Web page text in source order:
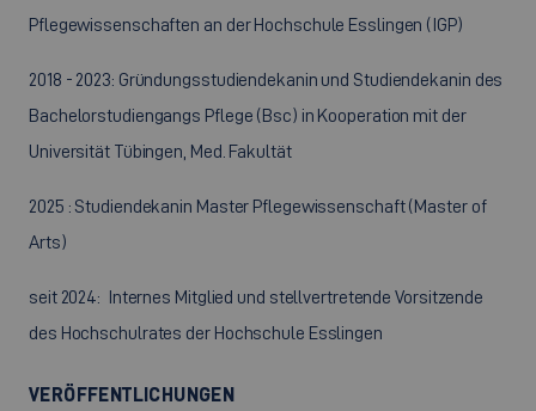
Pflegewissenschaften an der Hochschule Esslingen (IGP)
2018 - 2023: Gründungsstudiendekanin und Studiendekanin des
Bachelorstudiengangs Pflege (Bsc) in Kooperation mit der
Universität Tübingen, Med. Fakultät
2025 : Studiendekanin Master Pflegewissenschaft (Master of
Arts)
seit 2024: Internes Mitglied und stellvertretende Vorsitzende
des Hochschulrates der Hochschule Esslingen
VERÖFFENTLICHUNGEN